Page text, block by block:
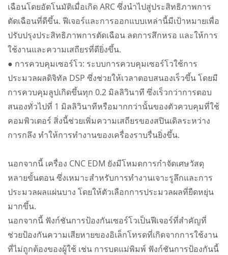
เฉือนโดยอัตโนมัติเมื่อเกิด ARC ซึ่งนำไปสู่ประสิทธิภาพการ
ตัดเฉือนที่ดีขึ้น. ฟีเจอร์และการออกแบบเหล่านี้มีเป้าหมายเพื่อ
ปรับปรุงประสิทธิภาพการตัดเฉือน ลดการสึกหรอ และให้การ
ใช้งานและความเสถียรที่ดียิ่งขึ้น.
● การควบคุมเซอร์โว: ระบบการควบคุมเซอร์โวใช้การ
ประมวลผลดิจิทัล DSP ซึ่งช่วยให้เวลาตอบสนองเร็วขึ้น โดยมี
การควบคุมลูปเกิดขึ้นทุก 0.2 มิลลิวินาที ซึ่งเร็วกว่าการตอบ
สนองทั่วไปที่ 1 มิลลิวินาทีหรือมากกว่านั้นของตัวควบคุมที่ใช้
คอมพิวเตอร์ สิ่งนี้ช่วยเพิ่มความเสถียรของสปินเดิลระหว่าง
การกลึง ทำให้การทำงานของเครื่องราบรื่นยิ่งขึ้น.
นอกจากนี้ เครื่อง CNC EDM ยังมีโหมดการกำจัดเศษวัสดุ
หลายขั้นตอน ซึ่งเหมาะสำหรับการทำงานเจาะรูลึกและการ
ประมวลผลแผ่นบาง โดยให้ตัวเลือกการประมวลผลที่ยืดหยุ่น
มากขึ้น.
นอกจากนี้ ฟังก์ชันการป้องกันเซอร์โวเป็นฟีเจอร์ที่สำคัญที่
ช่วยป้องกันความเสียหายของอิเล็กโทรดที่เกิดจากการใช้งาน
ที่ไม่ถูกต้องของผู้ใช้ เช่น การบดแม่พิมพ์ ฟังก์ชันการป้องกันนี้